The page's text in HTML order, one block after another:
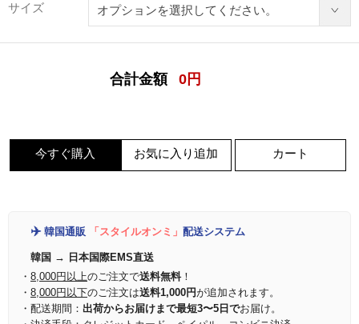
サイズ
合計金額 0 円
今すぐ購入 お気に入り追加 カート
✈️ 韓国通販 「スタイルオンミ」 配送システム
韓国 → 日本国際EMS直送
・ 8,000円以上のご注文で送料無料！
・ 8,000円以下のご注文は送料1,000円が追加されます。
・配送期間： 出荷からお届けまで最短3〜5日でお届け。